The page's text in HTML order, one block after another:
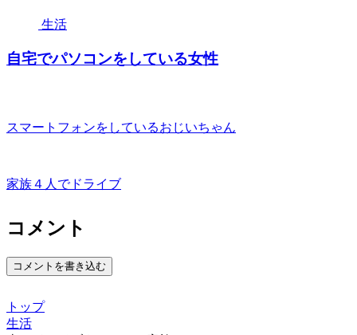
生活
自宅でパソコンをしている女性
スマートフォンをしているおじいちゃん
家族４人でドライブ
コメント
コメントを書き込む
トップ
生活